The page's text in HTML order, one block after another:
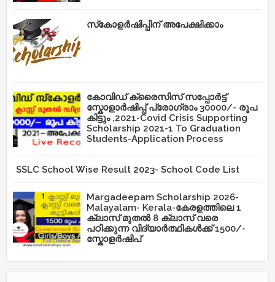
സ്‌കോളർഷിപ്പിന് അപേക്ഷിക്കാം
കോവിഡ് ക്രൈസിസ് സപ്പോർട്ട്
സ്കോളാർഷിപ്പ് പ്രോഗ്രാം 30000/- രൂപ
കിട്ടും ,2021-Covid Crisis Supporting
Scholarship 2021-1 To Graduation
Students-Application Process
SSLC School Wise Result 2023- School Code List
Margadeepam Scholarship 2026-
Malayalam- Kerala-കേരളത്തിലെ 1
ക്ലാസ് മുതൽ 8 ക്ലാസ് വരെ
പഠിക്കുന്ന വിദ്യാർത്ഥികൾക്ക് 1500/-
സ്കോളർഷിപ്